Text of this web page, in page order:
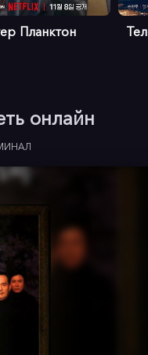
Планктон
онлайн